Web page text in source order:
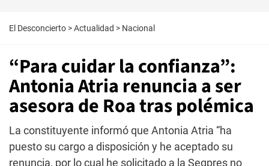
El Desconcierto >Actualidad > Nacional
“Para cuidar la confianza”:
Antonia Atria renuncia a ser
asesora de Roa tras polémica
La constituyente informó que Antonia Atria “ha
puesto su cargo a disposición y he aceptado su
renuncia, por lo cual he solicitado a la Segpres no